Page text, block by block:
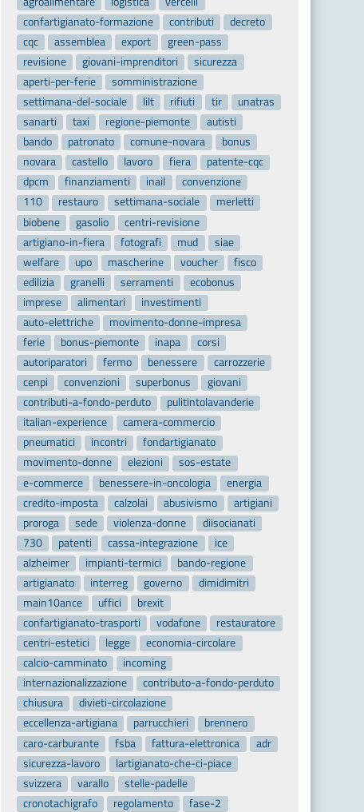
confartigianato-formazione
contributi
decreto
cqc
assemblea export
green-pass
revisione
giovani-imprenditori
sicurezza
aperti-per-ferie
somministrazione
settimana-del-sociale
lilt rifiuti tir
unatras
sanarti
taxi regione-piemonte
autisti
bando
patronato comune-novara
bonus
novara
castello lavoro fiera
patente-cqc
dpcm
finanziamenti inail
convenzione
110
restauro settimana-sociale
merletti
biobene
gasolio
centri-revisione
artigiano-in-fiera
fotografi mud
siae
welfare
upo mascherine voucher
fisco
edilizia
granelli serramenti
ecobonus
imprese
alimentari
investimenti
auto-elettriche
movimento-donne-impresa
ferie
bonus-piemonte inapa
corsi
autoriparatori
fermo benessere
carrozzerie
cenpi
convenzioni superbonus
giovani
contributi-a-fondo-perduto
pulitintolavanderie
italian-experience
camera-commercio
pneumatici
incontri
fondartigianato
movimento-donne
elezioni
sos-estate
e-commerce
benessere-in-oncologia
energia
credito-imposta
calzolai abusivismo
artigiani
proroga
sede violenza-donne
diisocianati
730
patenti cassa-integrazione
ice
alzheimer
impianti-termici
bando-regione
artigianato
interreg governo
dimidimitri
main10ance
uffici
brexit
confartigianato-trasporti
vodafone
restauratore
centri-estetici
legge
economia-circolare
calcio-camminato
incoming
internazionalizzazione
contributo-a-fondo-perduto
chiusura
divieti-circolazione
eccellenza-artigiana
parrucchieri
brennero
caro-carburante
fsba fattura-elettronica
adr
sicurezza-lavoro
lartigianato-che-ci-piace
svizzera
varallo
stelle-padelle
cronotachigrafo
regolamento
fase-2